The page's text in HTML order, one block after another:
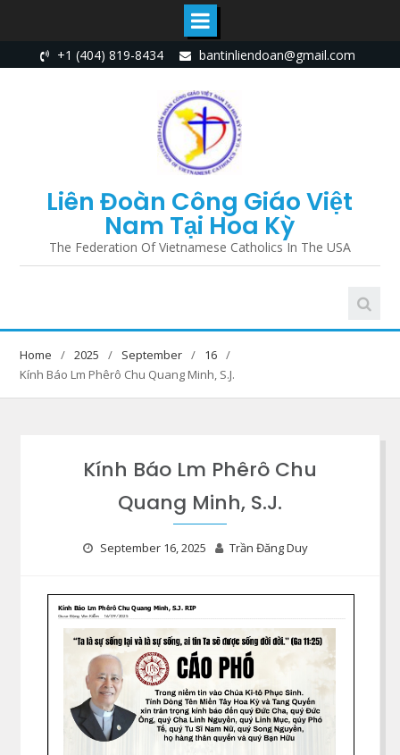
to
+1 (404) 819-8434 bantinliendoan@gmail.com
Liên Đoàn Công Giáo Việt
Nam Tại Hoa Kỳ
The Federation Of Vietnamese Catholics In The USA
Home 2025 September
16
Kính Báo Lm Phêrô Chu Quang Minh, S.J.
Kính Báo Lm Phêrô Chu
Quang Minh, S.J.
September 16, 2025 Trần Đăng Duy